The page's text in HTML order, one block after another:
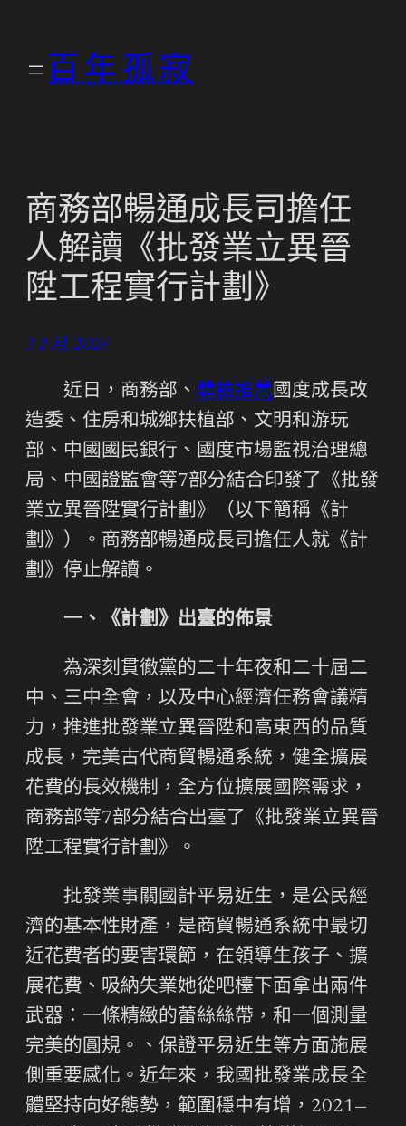
百年孤寂
商務部暢通成長司擔任
人解讀《批發業立異晉
陞工程實行計劃》
3 2 月, 2026
近日，商務部、 體檢推薦國度成長改
造委、住房和城鄉扶植部、文明和游玩
部、中國國民銀行、國度市場監視治理總
局、中國證監會等7部分結合印發了《批發
業立異晉陞實行計劃》（以下簡稱《計
劃》）。商務部暢通成長司擔任人就《計
劃》停止解讀。
一、《計劃》出臺的佈景
為深刻貫徹黨的二十年夜和二十屆二
中、三中全會，以及中心經濟任務會議精
力，推進批發業立異晉陞和高東西的品質
成長，完美古代商貿暢通系統，健全擴展
花費的長效機制，全方位擴展國際需求，
商務部等7部分結合出臺了《批發業立異晉
陞工程實行計劃》。
批發業事關國計平易近生，是公民經
濟的基本性財產，是商貿暢通系統中最切
近花費者的要害環節，在領導生孩子、擴
展花費、吸納失業她從吧檯下面拿出兩件
武器：一條精緻的蕾絲絲帶，和一個測量
完美的圓規。、保證平易近生等方面施展
側重要感化。近年來，我國批發業成長全
體堅持向好態勢，範圍穩中有增，2021—